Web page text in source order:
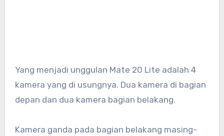
Yang menjadi unggulan Mate 20 Lite adalah 4
kamera yang di usungnya. Dua kamera di bagian
depan dan dua kamera bagian belakang.
Kamera ganda pada bagian belakang masing-